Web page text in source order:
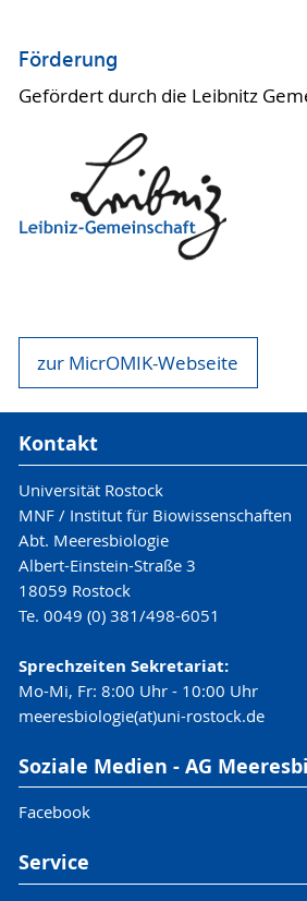
Förderung
Gefördert durch die Leibnitz
zur MicrOMIK-Webseite
Kontakt
Universität Rostock
MNF / Institut für Biowissenschaften
Abt. Meeresbiologie
Albert-Einstein-Straße 3
18059 Rostock
Te. 0049 (0) 381/498-6051
Sprechzeiten Sekretariat:
Mo-Mi, Fr: 8:00 Uhr - 10:00 Uhr
meeresbiologie(at)uni-rostock.de
Soziale Medien - AG
Facebook
Service